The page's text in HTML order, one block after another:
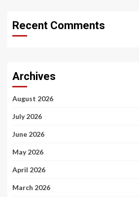
Recent Comments
Archives
August 2026
July 2026
June 2026
May 2026
April 2026
March 2026